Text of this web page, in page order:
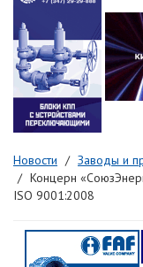
Новости
Заводы и
Концерн
ISO 9001:2008